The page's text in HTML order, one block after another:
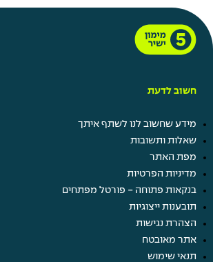
חשוב לדעת
מידע שחשוב לנו לשתף איתך
שאלות ותשובות
מפת האתר
מדיניות הפרטיות
בנקאות פתוחה - פורטל מפתחים
תובענות ייצוגיות
הצהרת נגישות
אתר מאובטח
תנאי שימוש